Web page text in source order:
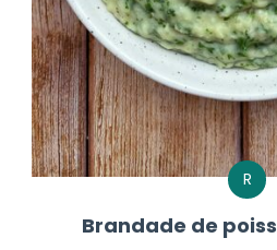
R
Brandade de